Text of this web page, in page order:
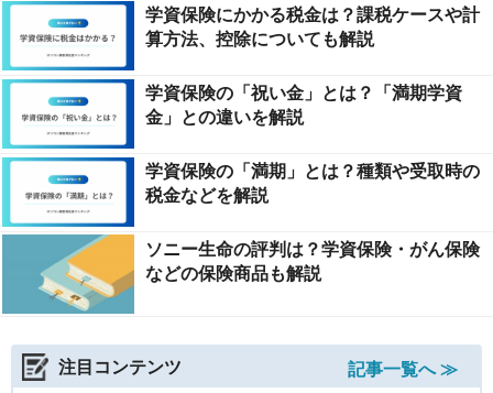
学資保険にかかる税金は？課税ケースや計
算方法、控除についても解説
学資保険の「祝い金」とは？「満期学資
金」との違いを解説
学資保険の「満期」とは？種類や受取時の
税金などを解説
ソニー生命の評判は？学資保険・がん保険
などの保険商品も解説
注目コンテンツ
記事一覧へ ≫